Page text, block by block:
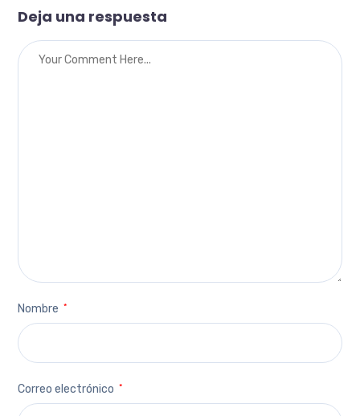
Deja una respuesta
Nombre *
Correo electrónico *